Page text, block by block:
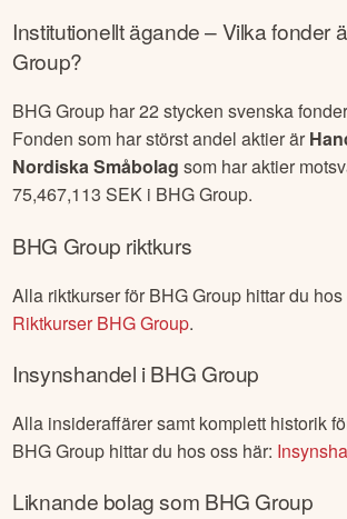
Institutionellt ägande – Vilka fonder
Group?
BHG Group har22 stycken svenska
Fonden som har störst andel aktier är
Nordiska Småbolag som har aktier
75,467,113 SEK i BHG Group.
BHG Group riktkurs
Alla riktkurser för BHG Group hittar du
RiktkurserBHG Group.
Insynshandel iBHG Group
Alla insideraffärer samt komplett historik
BHG Group hittar du hos oss här:
Liknande bolag som BHG Group